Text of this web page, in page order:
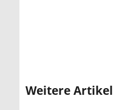
Weitere Artikel